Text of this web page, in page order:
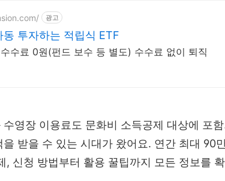
광고
투자하는 적립식 ETF
수료 0원(펀드 보수 등 별도) 수수료 없이 퇴직
영장 이용료도 문화비 소득공제 대상에 포
받을 수 있는 시대가 왔어요. 연간 최대 90
, 신청 방법부터 활용 꿀팁까지 모든 정보를